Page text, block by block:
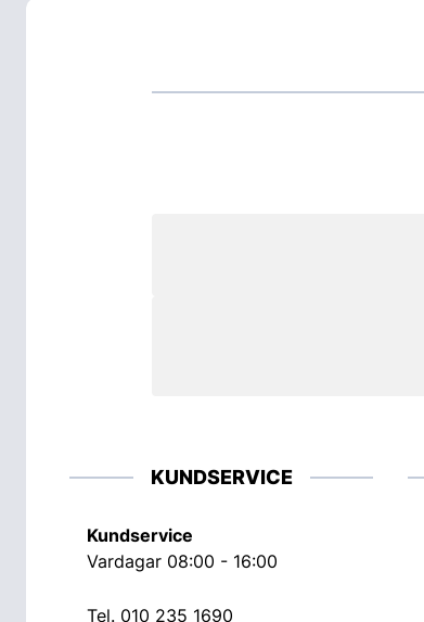
KUNDSERVICE
Kundservice
Vardagar 08:00 - 16:00
Tel. 010 235 1690